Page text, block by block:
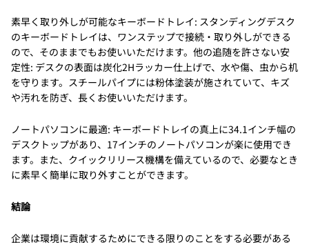
素早く取り外しが可能なキーボードトレイ: スタンディングデスク
のキーボードトレイは、ワンステップで接続・取り外しができる
ので、そのままでもお使いいただけます。他の追随を許さない安
定性: デスクの表面は炭化2Hラッカー仕上げで、水や傷、虫から机
を守ります。スチールパイプには粉体塗装が施されていて、キズ
や汚れを防ぎ、長くお使いいただけます。
ノートパソコンに最適: キーボードトレイの真上に34.1インチ幅の
デスクトップがあり、17インチのノートパソコンが楽に使用でき
ます。また、クイックリリース機構を備えているので、必要なとき
に素早く簡単に取り外すことができます。
結論
企業は環境に貢献するためにできる限りのことをする必要がある